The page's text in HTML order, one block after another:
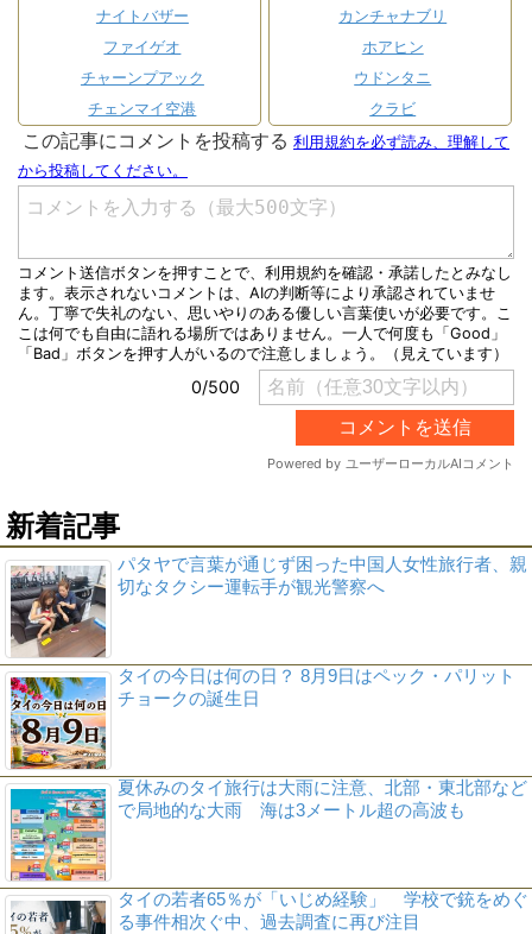
ナイトバザー
ファイゲオ
チャーンプアック
チェンマイ空港
カンチャナブリ
ホアヒン
ウドンタニ
クラビ
新着記事
パタヤで言葉が通じず困った中国人女性旅行者、親
切なタクシー運転手が観光警察へ
タイの今日は何の日？ 8月9日はペック・パリット
チョークの誕生日
夏休みのタイ旅行は大雨に注意、北部・東北部など
で局地的な大雨 海は3メートル超の高波も
タイの若者65％が「いじめ経験」 学校で銃をめぐ
る事件相次ぐ中、過去調査に再び注目